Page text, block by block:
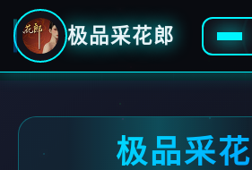
极品采花郎
极品采